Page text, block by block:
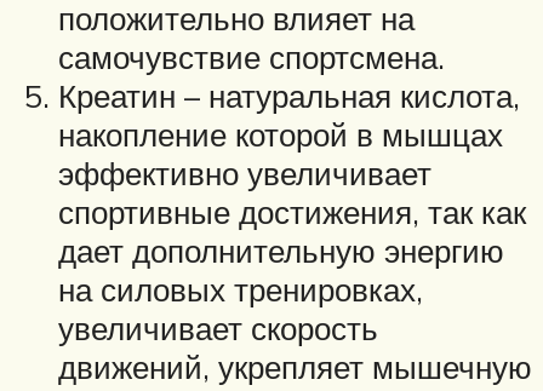
положительно влияет на
самочувствие спортсмена.
Креатин – натуральная кислота,
накопление которой в мышцах
эффективно увеличивает
спортивные достижения, так как
дает дополнительную энергию
на силовых тренировках,
увеличивает скорость
движений, укрепляет мышечную